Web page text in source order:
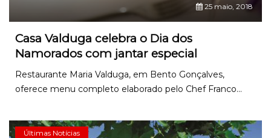
25 maio, 2018
Casa Valduga celebra o Dia dos
Namorados com jantar especial
Restaurante Maria Valduga, em Bento Gonçalves,
oferece menu completo elaborado pelo Chef Franco...
Últimas Notícias